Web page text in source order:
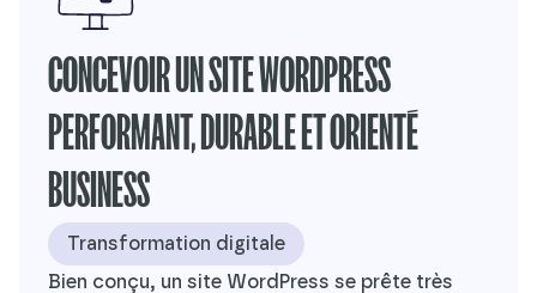
CONCEVOIR UN SITE WORDPRESS
PERFORMANT, DURABLE ET ORIENTÉ
BUSINESS
Transformation digitale
Bien conçu, un site WordPress se prête très